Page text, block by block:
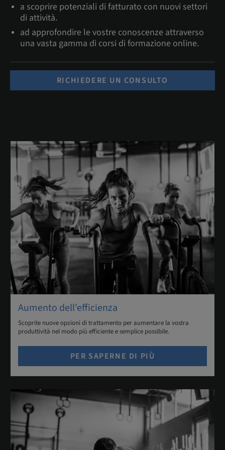
a scoprire potenziali di fatturato con nuovi settori
di attività.
ad approfondire le vostre conoscenze attraverso
una vasta gamma di corsi di formazione online.
RICHIEDERE UN CONSULTO
Aumento dell'efficienza
Scoprite nuove opzioni di trattamento per aumentare la vostra
produttività nel modo più efficiente e semplice possibile.
PER SAPERNE DI PIÙ